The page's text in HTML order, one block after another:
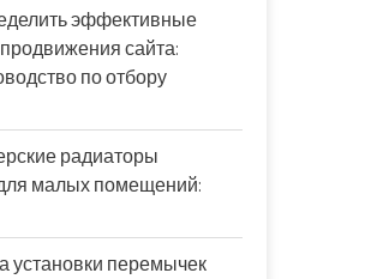
эффективные
сайта:
по отбору
радиаторы
малых помещений:
установки перемычек